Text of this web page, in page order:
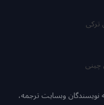
ترکی
چینی
وبسایت ترجمه،